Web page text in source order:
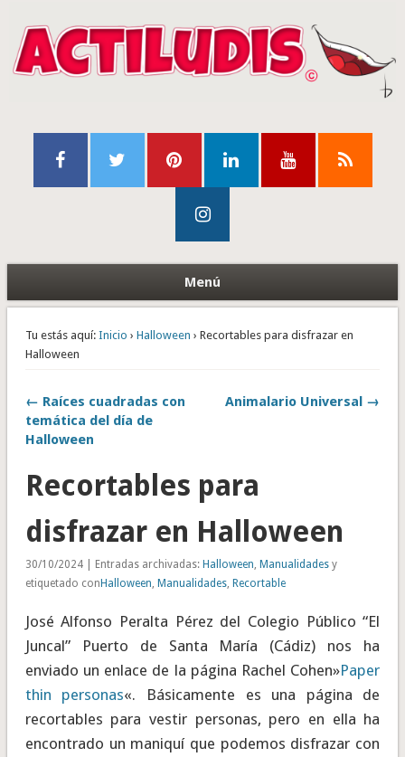
Menú
Tu estás aquí: Inicio › Halloween › Recortables para disfrazar en
Halloween
← Raíces cuadradas con
temática del día de
Halloween
Animalario Universal →
Recortables para
disfrazar en Halloween
30/10/2024 | Entradas archivadas: Halloween, Manualidadesy
etiquetado con Halloween, Manualidades, Recortable
José Alfonso Peralta Pérez del Colegio Público “El
Juncal” Puerto de Santa María (Cádiz) nos ha
enviado un enlace de la página Rachel Cohen»Paper
thin personas«. Básicamente es una página de
recortables para vestir personas, pero en ella ha
encontrado un maniquí que podemos disfrazar con